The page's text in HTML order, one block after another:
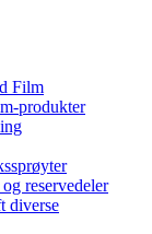
Film
produkter
reservedeler
diverse